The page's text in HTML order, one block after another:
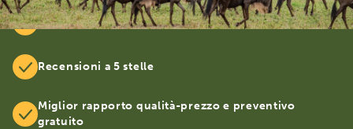
Viaggi al 100% su misura
Recensioni a 5 stelle
Miglior rapporto qualità-prezzo e preventivo
gratuito